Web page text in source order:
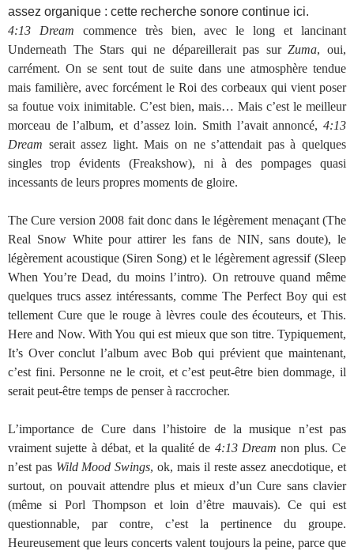
assez organique : cette recherche sonore continue ici.
4:13 Dream commence très bien, avec le long et lancinant
Underneath The Stars qui ne dépareillerait pas surZuma, oui,
carrément. On se sent tout de suite dans une atmosphère tendue
mais familière, avec forcément le Roi des corbeaux qui vient poser
sa foutue voix inimitable. C’est bien, mais… Mais c’est le meilleur
morceau de l’album, et d’assez loin. Smith l’avait annoncé, 4:13
Dream serait assez light. Mais on ne s’attendait pas à quelques
singles trop évidents (Freakshow), ni à des pompages quasi
incessants de leurs propres moments de gloire.
The Cure version 2008 fait donc dans le légèrement menaçant (The
Real Snow White pour attirer les fans de NIN, sans doute), le
légèrement acoustique (Siren Song) et le légèrement agressif (Sleep
When You’re Dead, du moins l’intro). On retrouve quand même
quelques trucs assez intéressants, comme The Perfect Boy qui est
tellement Cure que le rouge à lèvres coule des écouteurs, et This.
Here and Now. With You qui est mieux que son titre. Typiquement,
It’s Over conclut l’album avec Bob qui prévient que maintenant,
c’est fini. Personne ne le croit, et c’est peut-être bien dommage, il
serait peut-être temps de penser à raccrocher.
L’importance de Cure dans l’histoire de la musique n’est pas
vraiment sujette à débat, et la qualité de 4:13 Dream non plus. Ce
n’est pas Wild Mood Swings, ok, mais il reste assez anecdotique, et
surtout, on pouvait attendre plus et mieux d’un Cure sans clavier
(même si Porl Thompson et loin d’être mauvais). Ce qui est
questionnable, par contre, c’est la pertinence du groupe.
Heureusement que leurs concerts valent toujours la peine, parce que